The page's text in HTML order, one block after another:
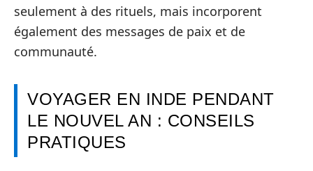
seulement à des rituels, mais incorporent
également des messages de paix et de
communauté.
VOYAGER EN INDE PENDANT
LE NOUVEL AN : CONSEILS
PRATIQUES